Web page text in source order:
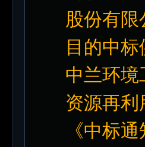
股份有
目的中
中兰环境
资源再利
《中标